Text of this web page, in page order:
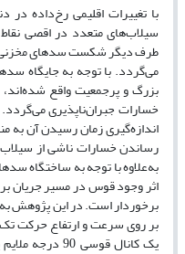
با تغییرات اقلیمی رخ‌داده
سیلاب‌های متعدد در اقصی
طرف دیگر شکست سدهای مخزنی
می‌گردد. با توجه به جایگاه
بزرگ و پرجمعیت واقع
خسارات جبران‌ناپذیری
اندازه‌گیری زمان رسیدن آن به
رساندن خسارات ناشی از
به‌علاوه با توجه به ساختگاه
اثر وجود قوس در مسیر
برخوردار است. در این پژوهش
بر روی سرعت و ارتفاع
یک کانال قوسی